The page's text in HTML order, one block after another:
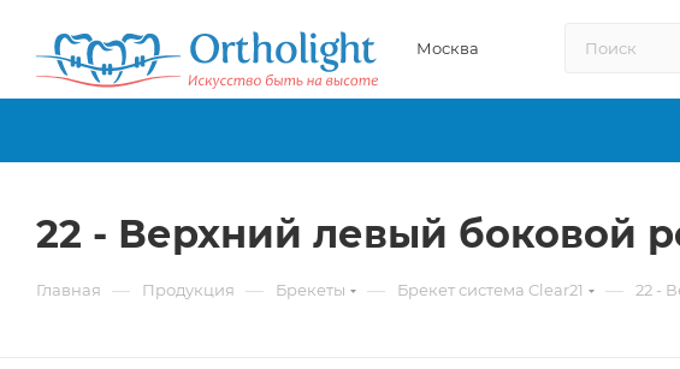
Москва
22 - Верхний левый боковой
Главная — Продукция — Брекеты — Брекет система Clear21 — 22 -